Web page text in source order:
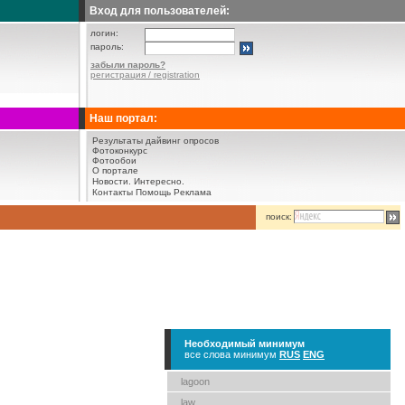
Вход для пользователей:
логин:
пароль:
забыли пароль?
регистрация / registration
Наш портал:
Результаты дайвинг опросов
Фотоконкурс
Фотообои
О портале
Новости.
Интересно.
Контакты Помощь Реклама
поиск:
Необходимый минимум
все слова минимум RUS ENG
lagoon
law